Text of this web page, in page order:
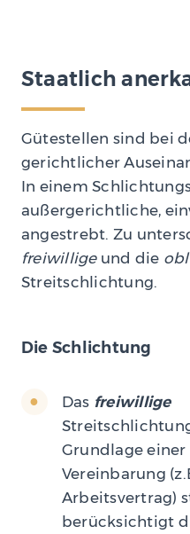
Staatlich
Gütestellen sind bei
gerichtlicher
In einem
außergerichtliche,
angestrebt. Zu
freiwilligeund die
Streitschlichtung.
Die Schlichtung
Das freiwillige
Grundlage
Vereinbarung
Arbeitsvertrag)
berücksichtigt